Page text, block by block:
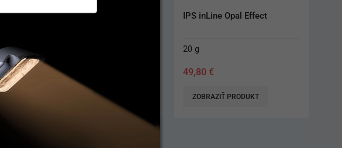
IPS inLine Opal Effect
49,80€
ZOBRAZIŤ PRODUKT
IPS Style Ceram Transpa 20 g
20 g
58,40 €
ZOBRAZIŤ PRODUKT